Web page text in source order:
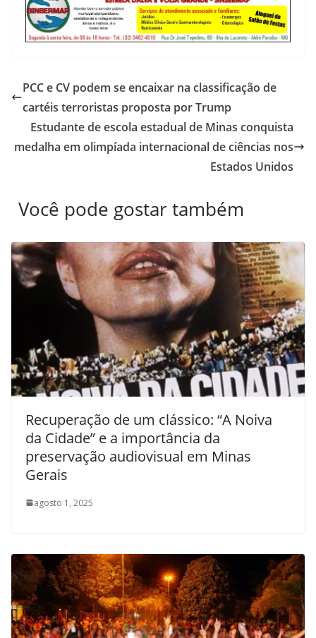
PCC e CV podem se encaixar na classificação de
cartéis terroristas proposta por Trump
Estudante de escola estadual de Minas conquista
medalha em olimpíada internacional de ciências nos
Estados Unidos
Você pode gostar também
Recuperação de um clássico: “A Noiva
da Cidade” e a importância da
preservação audiovisual em Minas
Gerais
agosto 1, 2025